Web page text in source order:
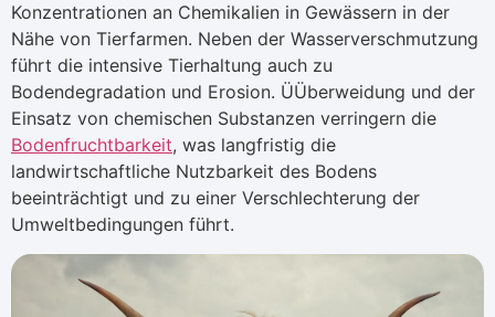
Konzentrationen an Chemikalien in Gewässern in der
Nähe von Tierfarmen. Neben der Wasserverschmutzung
führt die intensive Tierhaltung auch zu
Bodendegradation und Erosion. ÜÜberweidung und der
Einsatz von chemischen Substanzen verringern die
Bodenfruchtbarkeit, was langfristig die
landwirtschaftliche Nutzbarkeit des Bodens
beeinträchtigt und zu einer Verschlechterung der
Umweltbedingungen führt.